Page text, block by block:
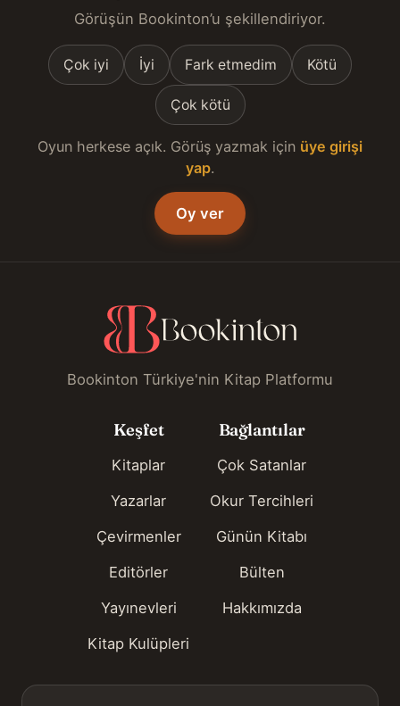
Görüşün Bookinton’u şekillendiriyor.
Çok iyi İyi Fark etmedim Kötü
Çok kötü
Oyun herkese açık. Görüş yazmak için üye girişi
yap.
Oy ver
Bookinton Türkiye'nin Kitap Platformu
Keşfet
Kitaplar
Yazarlar
Çevirmenler
Editörler
Yayınevleri
Kitap Kulüpleri
Bağlantılar
Çok Satanlar
Okur Tercihleri
Günün Kitabı
Bülten
Hakkımızda